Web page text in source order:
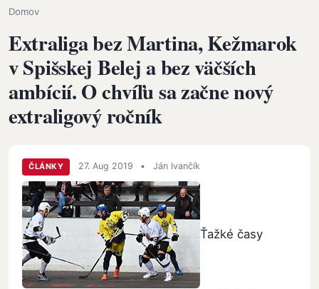
Omrvinka
Domov
Extraliga bez Martina, Kežmarok
v Spišskej Belej a bez väčších
ambícií. O chvíľu sa začne nový
extraligový ročník
ČLÁNKY 27. Aug 2019 • Ján Ivančík
Ťažké časy